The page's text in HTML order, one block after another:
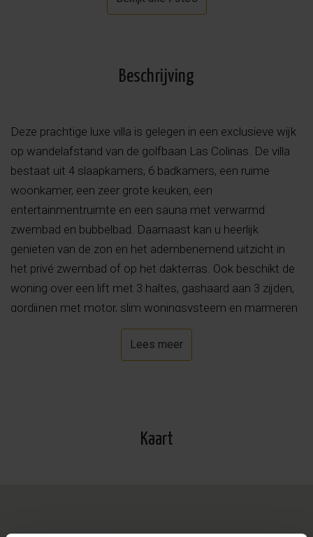
Beschrijving
Deze prachtige luxe villa is gelegen in een exclusieve wijk
op wandelafstand van de golfbaan Las Colinas. De villa
bestaat uit 4 slaapkamers, 6 badkamers, een ruime
woonkamer, een zeer grote keuken, een
entertainmentruimte en een sauna met verwarmd
zwembad en bubbelbad. Daarnaast kan u heerlijk
genieten van de zon en het adembenemend uitzicht in
het privé zwembad of op het dakterras. Ook beschikt de
woning over een lift met 3 haltes, gashaard aan 3 zijden,
gordijnen met motor, slim woningsysteem en marmeren
vloer. De woning wordt volledig bemeubeld en met alle
apparatuur verkocht. Bent u geïnteresseerd en wilt u
Lees meer
Kaart